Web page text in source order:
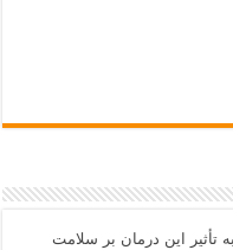
تأثیر این درمان بر سلامت